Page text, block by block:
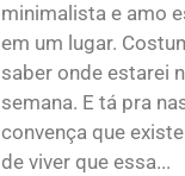
minimalista e amo
em um lugar.
saber onde estarei
semana. E tá pra
convença que
de viver que essa...